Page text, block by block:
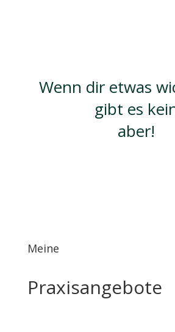
Wenn dir etwas
gibt es
aber!
Meine
Praxisangebote